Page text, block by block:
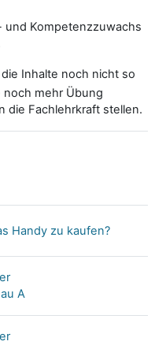
und Kompetenzzuwachs
Inhalte noch nicht so
mehr Übung
die Fachlehrkraft stellen.
Handy zu kaufen?
A